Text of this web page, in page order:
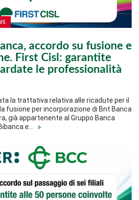
accordo su fusione e
First Cisl: garantite
le professionalità
la trattativa relativa alle ricadute per il
fusione per incorporazione di Bnt Banca
già appartenente al Gruppo Banca
e…